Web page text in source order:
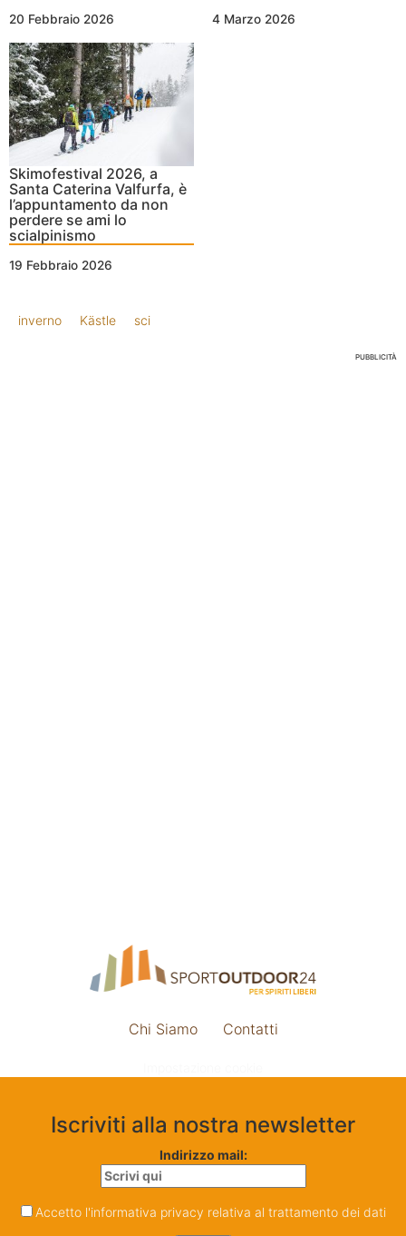
20 Febbraio 2026 4 Marzo 2026
Skimofestival 2026, a
Santa Caterina Valfurfa, è
l’appuntamento da non
perdere se ami lo
scialpinismo
19 Febbraio 2026
inverno Kästle sci
PUBBLICITÀ
Chi Siamo Contatti
Iscriviti alla nostra newsletter
Indirizzo mail:
Accetto l'informativa privacy relativa al trattamento dei dati